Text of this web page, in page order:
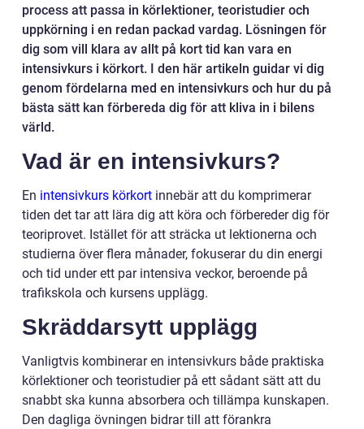
process att passa in körlektioner, teoristudier och
uppkörning i en redan packad vardag. Lösningen för
dig som vill klara av allt på kort tid kan vara en
intensivkurs i körkort. I den här artikeln guidar vi dig
genom fördelarna med en intensivkurs och hur du på
bästa sätt kan förbereda dig för att kliva in i bilens
värld.
Vad är en intensivkurs?
En intensivkurs körkort innebär att du komprimerar
tiden det tar att lära dig att köra och förbereder dig för
teoriprovet. Istället för att sträcka ut lektionerna och
studierna över flera månader, fokuserar du din energi
och tid under ett par intensiva veckor, beroende på
trafikskola och kursens upplägg.
Skräddarsytt upplägg
Vanligtvis kombinerar en intensivkurs både praktiska
körlektioner och teoristudier på ett sådant sätt att du
snabbt ska kunna absorbera och tillämpa kunskapen.
Den dagliga övningen bidrar till att förankra